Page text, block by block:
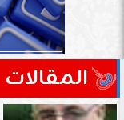
المقالات